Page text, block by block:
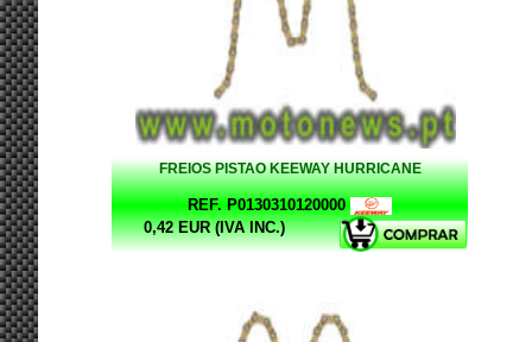
FREIOS PISTAO KEEWAY HURRICANE
REF. P0130310120000
0,42 EUR (IVA INC.)